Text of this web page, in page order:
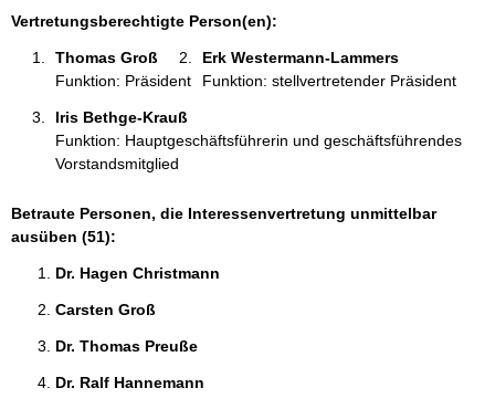
e
Vertretungsberechtigte Person(en):
Thomas Groß
Funktion: Präsident
Erk Westermann-Lammers
Funktion: stellvertretender Präsident
Iris Bethge-Krauß
Funktion: Hauptgeschäftsführerin und geschäftsführendes
Vorstandsmitglied
Betraute Personen, die Interessenvertretung unmittelbar
ausüben (51):
Dr. Hagen Christmann
Carsten Groß
Dr. Thomas Preuße
Dr. Ralf Hannemann